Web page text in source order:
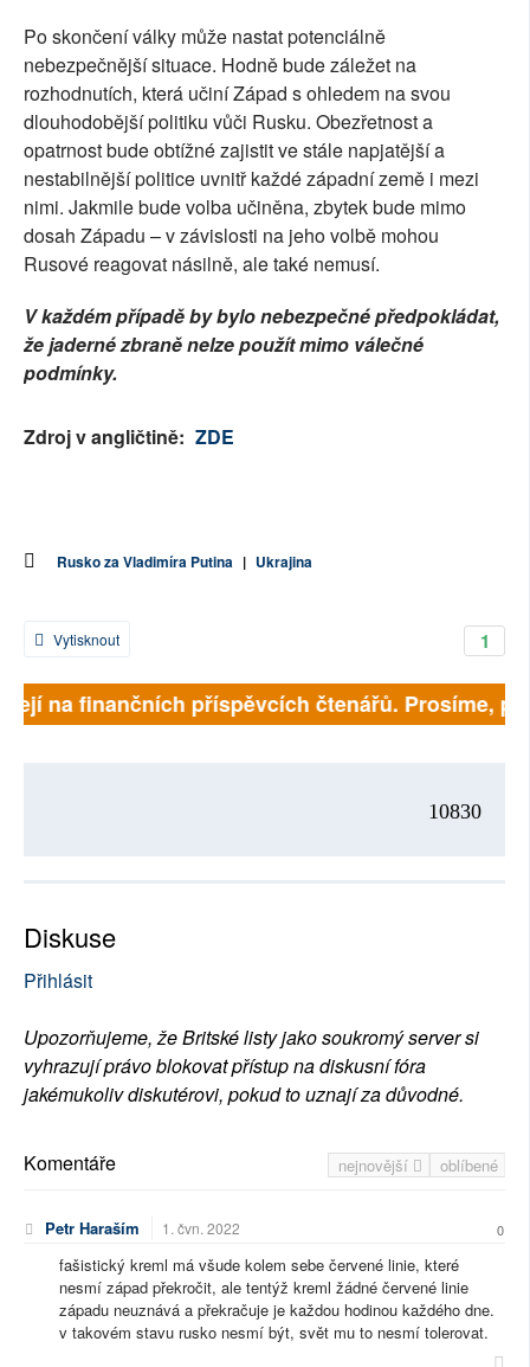
Po skončení války může nastat potenciálně
nebezpečnější situace. Hodně bude záležet na
rozhodnutích, která učiní Západ s ohledem na svou
dlouhodobější politiku vůči Rusku. Obezřetnost a
opatrnost bude obtížné zajistit ve stále napjatější a
nestabilnější politice uvnitř každé západní země i mezi
nimi. Jakmile bude volba učiněna, zbytek bude mimo
dosah Západu – v závislosti na jeho volbě mohou
Rusové reagovat násilně, ale také nemusí.
V každém případě by bylo nebezpečné předpokládat,
že jaderné zbraně nelze použít mimo válečné
podmínky.
Zdroj v angličtině: ZDE
Rusko za Vladimíra Putina | Ukrajina
1
Vytisknout
na finančních příspěvcích čtenářů. Prosíme,
10830
Diskuse
Přihlásit
Upozorňujeme, že Britské listy jako soukromý server si
vyhrazují právo blokovat přístup na diskusní fóra
jakémukoliv diskutérovi, pokud to uznají za důvodné.
nejnovější oblíbené
Komentáře
Petr Haraším 1. čvn. 2022 0
fašistický kreml má všude kolem sebe červené linie, které
nesmí západ překročit, ale tentýž kreml žádné červené linie
západu neuznává a překračuje je každou hodinou každého dne.
v takovém stavu rusko nesmí být, svět mu to nesmí tolerovat.